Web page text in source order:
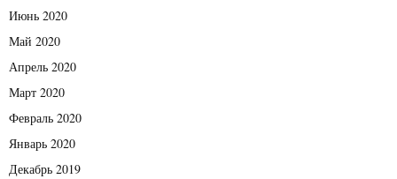
Июнь 2020
Май 2020
Апрель 2020
Март 2020
Февраль 2020
Январь 2020
Декабрь 2019